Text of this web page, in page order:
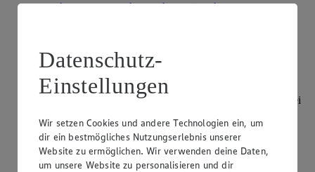
Worin unterscheiden sich Süßkirschen und
Kategorie:
Obst & Gemüse
Unterschied zwischen Süßkirschen und Sauerkirschen im
Geschmack der jeweiligen Früchte. Es handelt sich um zwei
Rosengewächse, die sich ihr…
weiterlesen
Datenschutz-
Einstellungen
Wir setzen Cookies und andere Technologien ein, um
dir ein bestmögliches Nutzungserlebnis unserer
Website zu ermöglichen. Wir verwenden deine Daten,
um unsere Website zu personalisieren und dir